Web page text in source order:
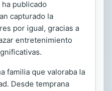
publicado
capturado la
por igual, gracias a
entretenimiento
familia que valoraba la
Desde temprana